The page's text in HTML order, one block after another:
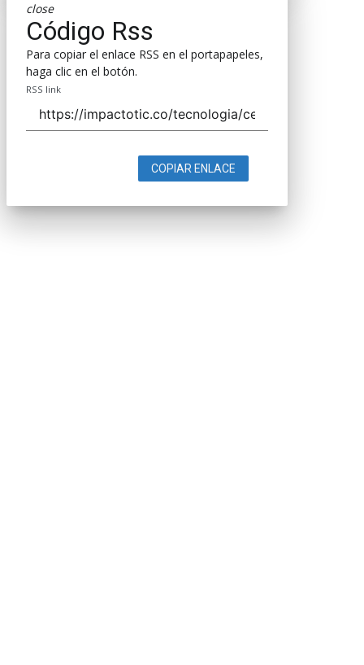
close
Código Rss
Para copiar el enlace RSS en el portapapeles,
haga clic en el botón.
RSS link
COPIAR ENLACE